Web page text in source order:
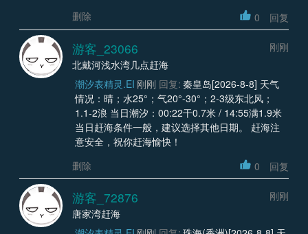
删除
0 回复
游客_23066
刚刚
北戴河浅水湾几点赶海
潮汐表精灵.EI 刚刚 回复: 秦皇岛[2026-8-8] 天气
情况：晴；水25°；气20°-30°；2-3级东北风；
1.1-2浪 当日潮汐：00:22干0.7米 / 14:55满1.9米
当日赶海条件一般，建议选择其他日期。 赶海注
意安全，祝你赶海愉快！
删除
0 回复
游客_72876
刚刚
唐家湾赶海